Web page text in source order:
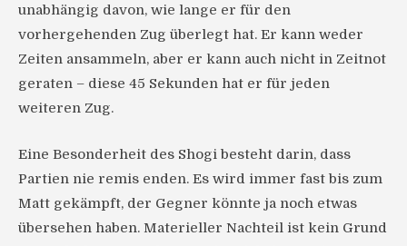
unabhängig davon, wie lange er für den
vorhergehenden Zug überlegt hat. Er kann weder
Zeiten ansammeln, aber er kann auch nicht in Zeitnot
geraten – diese 45 Sekunden hat er für jeden
weiteren Zug.
Eine Besonderheit des Shogi besteht darin, dass
Partien nie remis enden. Es wird immer fast bis zum
Matt gekämpft, der Gegner könnte ja noch etwas
übersehen haben. Materieller Nachteil ist kein Grund